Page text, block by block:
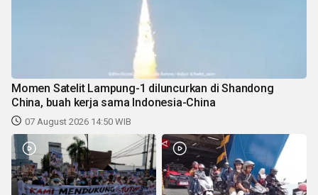
Momen Satelit Lampung-1 diluncurkan di Shandong
China, buah kerja sama Indonesia-China
07 August 2026 14:50 WIB